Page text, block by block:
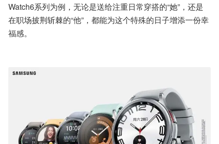
Watch6系列为例，无论是送给注重日常穿搭的“她”，还是
在职场披荆斩棘的“他”，都能为这个特殊的日子增添一份幸
福感。